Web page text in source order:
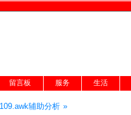
留言板 服务 生活
辅助分析 »